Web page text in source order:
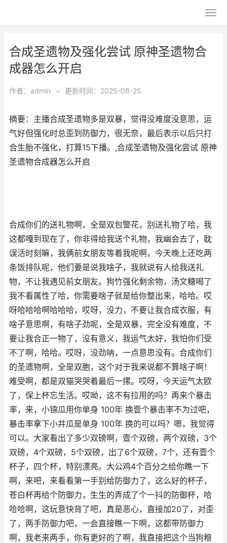
合成圣遗物及强化尝试 原神圣遗物合
成器怎么开启
作者： admin • 更新时间：2025-08-25
摘要：主播合成圣遗物多是双暴，觉得没难度没意思，运
气好但强化时总歪到防御力，很无奈，最后表示以后只打
合生胎不强化，打算15下播。,合成圣遗物及强化尝试 原神
圣遗物合成器怎么开启
合成你们的送礼物啊，全是双包警花，别送礼物了哈，我
这都嘎到现在了，你非得给我送个礼物，我幽会去了，耽
误活时刻嘛，我俩前女朋友等着我呢啊，今天晚上还吃两
条饭排队呢，他们要是说我啥子，我就说有人给我送礼
物，不让我遇见前女朋友。狗竹强化剩余物，汤文糖喝了
我不看属性了哈，你需要啥子就是给你整出来，哈哈。哎
呀哈哈哈啊哈哈哈，哎呀，没力，不要让我合成衣服，有
啥子意思啊，有啥子劲呢，全是双暴，完全没有难度，不
要让我合正一物了，没有意义，我运气太好，我怕你们受
不了啊，哈哈。哎呀，没劲呐，一点意思没有。合成你们
的圣遗物啊，全是双胞，这个对于我来说都不算啥子啊！
难受啊，都是双猫哭哭着最后一摞。哎呀，今天运气太欧
了，保上杯忘生活。哎呦，这不有拉用的吗？再来个暴击
率，来，小锦瓜用你单身 100年 换壹个暴击率不为过吧，
暴击率拿下小井瓜是单身 100年 换的可以吗？嗯，我觉得
可以。大家看出了多少双磅啊，壹个双磅，两个双磅，3个
双磅，4个双磅，5个双磅，出了6个双磅，7个，还有壹个
杯子，四个杯，特别漂亮。大公鸡4个百分之给你瞧一下
啊，来吧，来看看第一手别给防御力了，这么好的杯子，
苍白杯再给个防御力，生生的弄成了个一抖的防御杯，哈
哈哈啊，这玩意快背了吧，真是恶心，直接加20了，对歪
了，两手防御力吧，一会直接瞧一下啊，这都带防御力
啊，我老来两手，你有更好的了啊，我直接把这个当狗粮